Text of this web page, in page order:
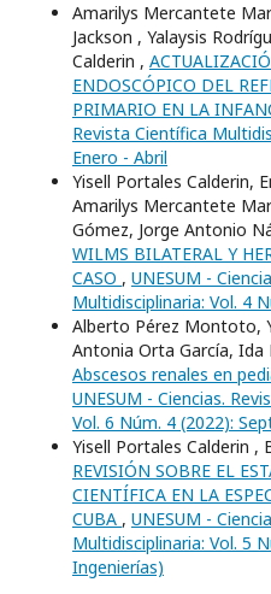
Amarilys Mercantete
Jackson , Yalaysis
Calderin ,
ENDOSCÓPICO DEL
PRIMARIO EN LA
Revista Científica
Enero - Abril
Yisell Portales Calderin,
Amarilys Mercantete
Gómez, Jorge Antonio
WILMS BILATERAL Y
CASO , UNESUM -
Multidisciplinaria: Vol. 4
Alberto Pérez Montoto,
Antonia Orta García,
Abscesos renales en
UNESUM - Ciencias.
Vol. 6 Núm. 4 (2022):
Yisell Portales Calderin ,
REVISIÓN SOBRE EL
CIENTÍFICA EN LA
CUBA , UNESUM -
Multidisciplinaria: Vol. 5
Ingenierí­as)